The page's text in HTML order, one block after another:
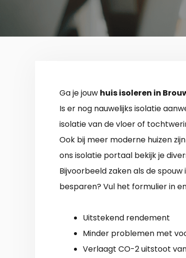
Ga je jouw huis isoleren in
Is er nog nauwelijks isolatie
isolatie van de vloer of
Ook bij meer moderne huizen
ons isolatie portaal bekijk je
Bijvoorbeeld zaken als de
besparen? Vul het formulier in
Uitstekend rendement
Minder problemen met
Verlaagt CO-2 uitstoot